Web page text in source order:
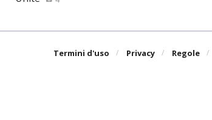
Termini d'uso Privacy Regole